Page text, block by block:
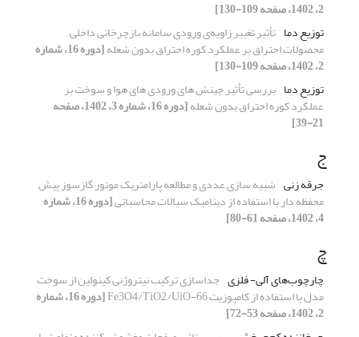
2، 1402، صفحه 109-130]
توزیع دما تأثیر تغییر زاویه‌ی ورودی سامانه بازچرخانی داخلی
محصولات احتراق بر عملکرد کوره احتراق بدون شعله [دوره 16، شماره
2، 1402، صفحه 109-130]
توزیع دما بررسی تأثیر چینش های ورودی های هوا و سوخت بر
عملکرد کوره احتراق بدون شعله [دوره 16، شماره 3، 1402، صفحه
21-39]
ج
جرقه زنی شبیه سازی عددی و مطالعه پارامتریک موتور گازسوز پیش
محفظه دار با استفاده از دینامیک سیالات محاسباتی [دوره 16، شماره
4، 1402، صفحه 61-80]
چ
چارچوب‌های آلی- فلزی جداسازی ترکیب نیتروژنی کینولین از سوخت
مدل با استفاده از کامپوزیت Fe3O4/TiO2/UiO-66 [دوره 16، شماره
2، 1402، صفحه 53-72]